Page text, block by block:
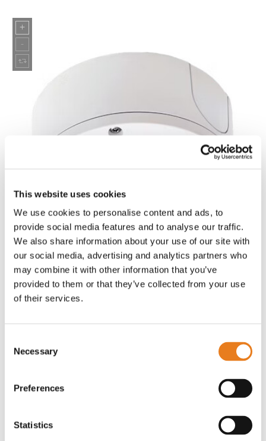
This website uses cookies
We use cookies to personalise content and ads, to
provide social media features and to analyse our traffic.
We also share information about your use of our site with
our social media, advertising and analytics partners who
may combine it with other information that you’ve
provided to them or that they’ve collected from your use
of their services.
Selection
Necessary
Preferences
StatisticsLa telecamera dome Avigilon H5SL 2 MP con